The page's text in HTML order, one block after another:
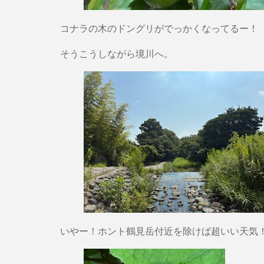
コナラの木のドングリがでっかくなってるー！
そうこうしながら境川へ。
いやー！ホント鶴見岳付近を除けば超いい天気